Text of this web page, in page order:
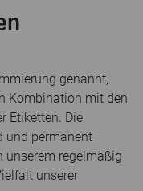
genannt,
Kombination mit den
Etiketten. Die
und permanent
unserem regelmäßig
unserer